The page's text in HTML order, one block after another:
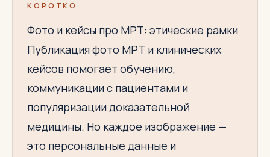
КОРОТКО
Фото и кейсы про МРТ: этические рамки
Публикация фото МРТ и клинических
кейсов помогает обучению,
коммуникации с пациентами и
популяризации доказательной
медицины. Но каждое изображение —
это персональные данные и